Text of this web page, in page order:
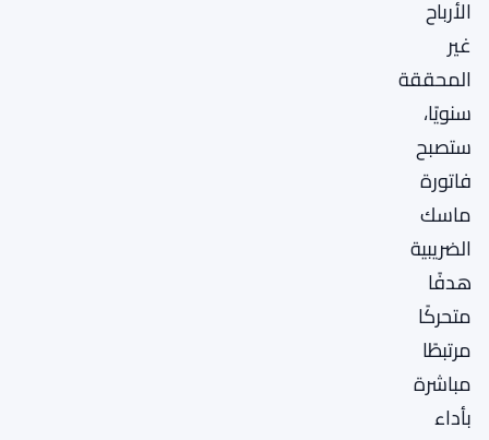
الأرباح
غير
المحققة
سنويًا،
ستصبح
فاتورة
ماسك
الضريبية
هدفًا
متحركًا
مرتبطًا
مباشرة
بأداء